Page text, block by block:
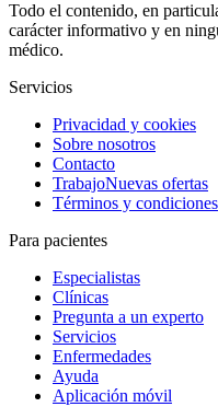
Todo el contenido, en
carácter informativo y en
médico.
Servicios
Privacidad y cookies
Sobre nosotros
Contacto
TrabajoNuevas ofertas
Términos y condiciones
Para pacientes
Especialistas
Clínicas
Pregunta a un experto
Servicios
Enfermedades
Ayuda
Aplicación móvil